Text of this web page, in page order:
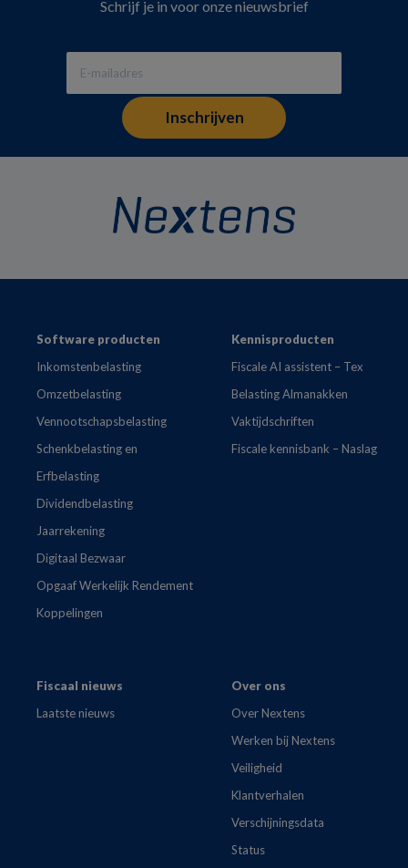
Schrijf je in voor onze nieuwsbrief
FooterSoftware producten
Inkomstenbelasting
Omzetbelasting
Vennootschapsbelasting
Schenkbelasting en
Erfbelasting
Dividendbelasting
Jaarrekening
Digitaal Bezwaar
Opgaaf Werkelijk Rendement
Koppelingen
Kennisproducten
Fiscale AI assistent – Tex
Belasting Almanakken
Vaktijdschriften
Fiscale kennisbank – Naslag
Fiscaal nieuws
Laatste nieuws
Over ons
Over Nextens
Werken bij Nextens
Veiligheid
Klantverhalen
Verschijningsdata
Status